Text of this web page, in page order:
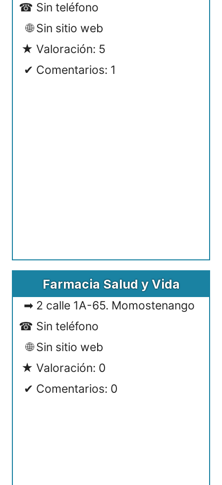
Sin teléfono
Sin sitio web
Valoración: 5
Comentarios: 1
Farmacia Salud y Vida
2 calle 1A-65. Momostenango
Sin teléfono
Sin sitio web
Valoración: 0
Comentarios: 0